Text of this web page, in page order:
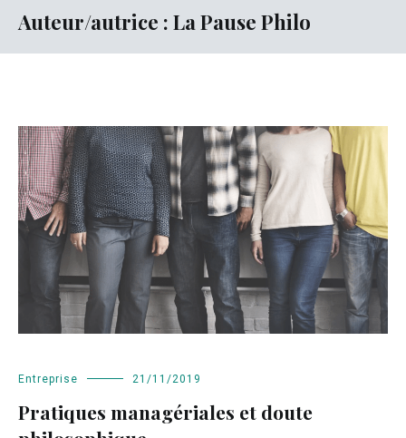
Auteur/autrice : La Pause Philo
Entreprise 21/11/2019
Pratiques managériales et doute